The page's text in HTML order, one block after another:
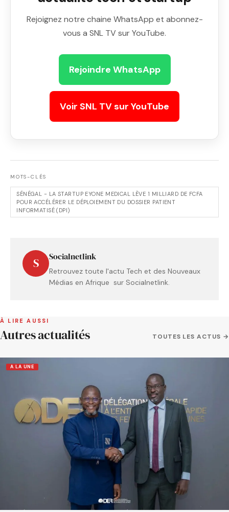
Rejoignez notre chaine WhatsApp et abonnez-
vous a SNL TV sur YouTube.
Rejoindre WhatsApp
Voir SNL TV sur YouTube
MOTS-CLÉS
SÉNÉGAL - LA STARTUP EYONE MEDICAL LÈVE 1 MILLIARD DE FCFA
POUR ACCÉLÉRER LE DÉPLOIEMENT DU DOSSIER PATIENT
INFORMATISÉ (DPI)
S Socialnetlink
Retrouvez toute l'actu Tech et des Nouveaux
Médias en Afrique sur Socialnetlink.
À LIRE AUSSI
Autres actualités TOUTES LES ACTUS →
A LA UNE